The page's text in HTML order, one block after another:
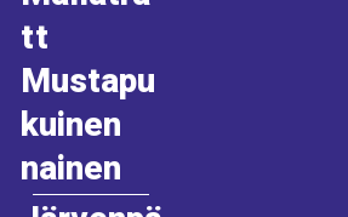
tt
Mustapu
kuinen
nainen